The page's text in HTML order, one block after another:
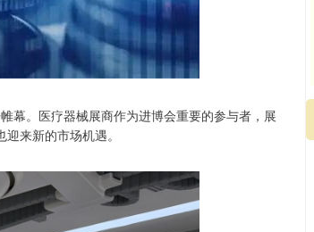
幕。医疗器械展商作为进博会重要的参与者，展
来新的市场机遇。
创业板指 3563.12 47.56